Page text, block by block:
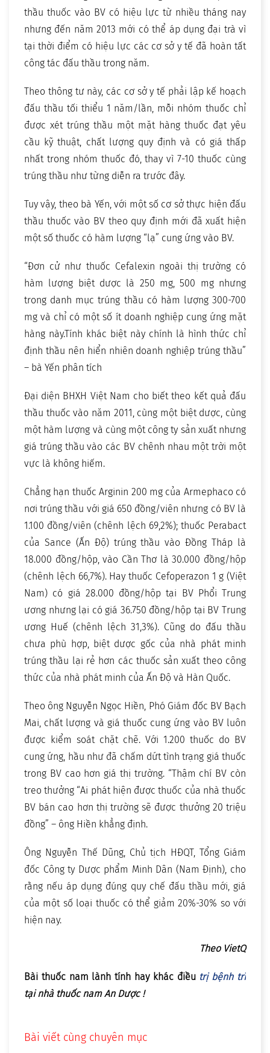
thầu thuốc vào BV có hiệu lực từ nhiều tháng nay
nhưng đến năm 2013 mới có thể áp dụng đại trà vì
tại thời điểm có hiệu lực các cơ sở y tế đã hoàn tất
công tác đấu thầu trong năm.
Theo thông tư này, các cơ sở y tế phải lập kế hoạch
đấu thầu tối thiểu 1 năm/lần, mỗi nhóm thuốc chỉ
được xét trúng thầu một mặt hàng thuốc đạt yêu
cầu kỹ thuật, chất lượng quy định và có giá thấp
nhất trong nhóm thuốc đó, thay vì 7-10 thuốc cùng
trúng thầu như từng diễn ra trước đây.
Tuy vậy, theo bà Yến, với một số cơ sở thực hiện đấu
thầu thuốc vào BV theo quy định mới đã xuất hiện
một số thuốc có hàm lượng “lạ” cung ứng vào BV.
“Đơn cử như thuốc Cefalexin ngoài thị trường có
hàm lượng biệt dược là 250 mg, 500 mg nhưng
trong danh mục trúng thầu có hàm lượng 300-700
mg và chỉ có một số ít doanh nghiệp cung ứng mặt
hàng này.Tính khác biệt này chính là hình thức chỉ
định thầu nên hiển nhiên doanh nghiệp trúng thầu”
– bà Yến phân tích
Đại diện BHXH Việt Nam cho biết theo kết quả đấu
thầu thuốc vào năm 2011, cùng một biệt dược, cùng
một hàm lượng và cùng một công ty sản xuất nhưng
giá trúng thầu vào các BV chênh nhau một trời một
vực là không hiếm.
Chẳng hạn thuốc Arginin 200 mg của Armephaco có
nơi trúng thầu với giá 650 đồng/viên nhưng có BV là
1.100 đồng/viên (chênh lệch 69,2%); thuốc Perabact
của Sance (Ấn Độ) trúng thầu vào Đồng Tháp là
18.000 đồng/hộp, vào Cần Thơ là 30.000 đồng/hộp
(chênh lệch 66,7%). Hay thuốc Cefoperazon 1 g (Việt
Nam) có giá 28.000 đồng/hộp tại BV Phổi Trung
ương nhưng lại có giá 36.750 đồng/hộp tại BV Trung
ương Huế (chênh lệch 31,3%). Cũng do đấu thầu
chưa phù hợp, biệt dược gốc của nhà phát minh
trúng thầu lại rẻ hơn các thuốc sản xuất theo công
thức của nhà phát minh của Ấn Độ và Hàn Quốc.
Theo ông Nguyễn Ngọc Hiền, Phó Giám đốc BV Bạch
Mai, chất lượng và giá thuốc cung ứng vào BV luôn
được kiểm soát chặt chẽ. Với 1.200 thuốc do BV
cung ứng, hầu như đã chấm dứt tình trạng giá thuốc
trong BV cao hơn giá thị trường. “Thậm chí BV còn
treo thưởng “Ai phát hiện được thuốc của nhà thuốc
BV bán cao hơn thị trường sẽ được thưởng 20 triệu
đồng” – ông Hiền khẳng định.
Ông Nguyễn Thế Dũng, Chủ tịch HĐQT, Tổng Giám
đốc Công ty Dược phẩm Minh Dân (Nam Định), cho
rằng nếu áp dụng đúng quy chế đấu thầu mới, giá
của một số loại thuốc có thể giảm 20%-30% so với
hiện nay.
Theo VietQ
Bài thuốc nam lành tính hay khác điều trị bệnh trĩ
tại nhà thuốc nam An Dược !
Bài viết cùng chuyên mục